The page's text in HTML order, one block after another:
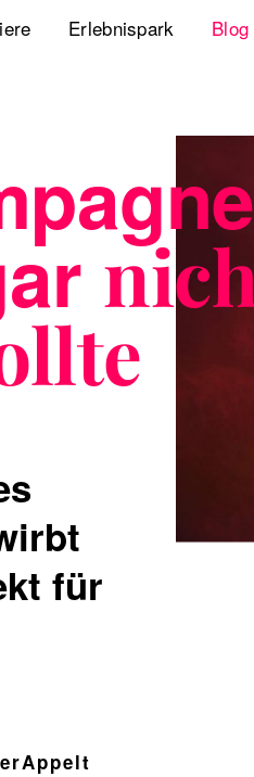
Erlebnispark
Storyverse Playbook
Meet fischerAppelt
Podcast
Whitepaper
Webcasts
Blog
für